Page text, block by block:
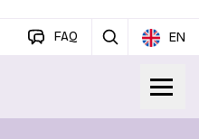
FAQ EN